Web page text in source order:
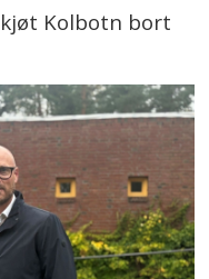
Kolbotn bort